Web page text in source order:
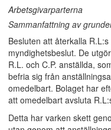
Arbetsgivarparterna
Sammanfattning av
Besluten att återkalla
myndighetsbeslut. De
R.L. och C.P. anställda,
befria sig från
omedelbart. Bolaget har
att omedelbart avsluta
Detta har varken skett